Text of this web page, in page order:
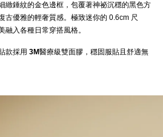
緻錘紋的金色邊框，包覆著神祕沉穩的黑色方
古優雅的輕奢質感。極致迷你的 0.6cm 尺
融入各種日常穿搭風格。
款採用 3M醫療級雙面膠 ，穩固服貼且舒適無